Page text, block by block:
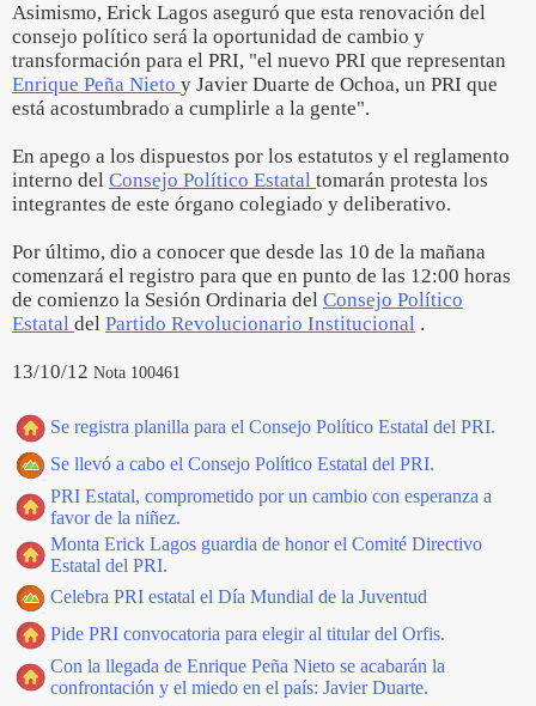
Asimismo, Erick Lagos aseguró que esta renovación del
consejo político será la oportunidad de cambio y
transformación para el PRI, "el nuevo PRI que representan
Enrique Peña Nieto y Javier Duarte de Ochoa, un PRI que
está acostumbrado a cumplirle a la gente".
En apego a los dispuestos por los estatutos y el reglamento
interno del Consejo Político Estatal tomarán protesta los
integrantes de este órgano colegiado y deliberativo.
Por último, dio a conocer que desde las 10 de la mañana
comenzará el registro para que en punto de las 12:00 horas
de comienzo la Sesión Ordinaria del Consejo Político
Estatal del Partido Revolucionario Institucional .
13/10/12 Nota 100461
Se registra planilla para el Consejo Político Estatal del PRI.
Se llevó a cabo el Consejo Político Estatal del PRI.
PRI Estatal, comprometido por un cambio con esperanza a
favor de la niñez.
Monta Erick Lagos guardia de honor el Comité Directivo
Estatal del PRI.
Celebra PRI estatal el Día Mundial de la Juventud
Pide PRI convocatoria para elegir al titular del Orfis.
Con la llegada de Enrique Peña Nieto se acabarán la
confrontación y el miedo en el país: Javier Duarte.